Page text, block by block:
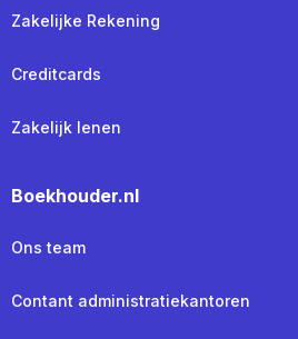
Zakelijke Rekening
Creditcards
Zakelijk lenen
Boekhouder.nl
Ons team
Contant administratiekantoren